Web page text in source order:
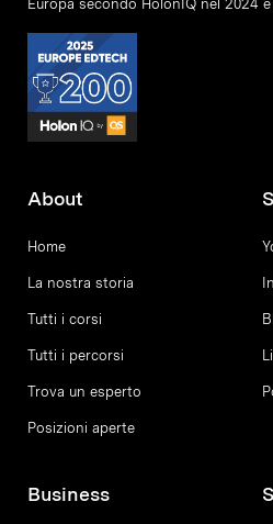
Europa secondo HolonIQ nel 2024 e
About
Home
La nostra storia
Tutti i corsi
Tutti i percorsi
Trova un esperto
Posizioni aperte
Business